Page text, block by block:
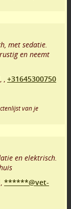
met sedatie.
en neemt
+31645300750
van je
en elektrisch.
******@vet-